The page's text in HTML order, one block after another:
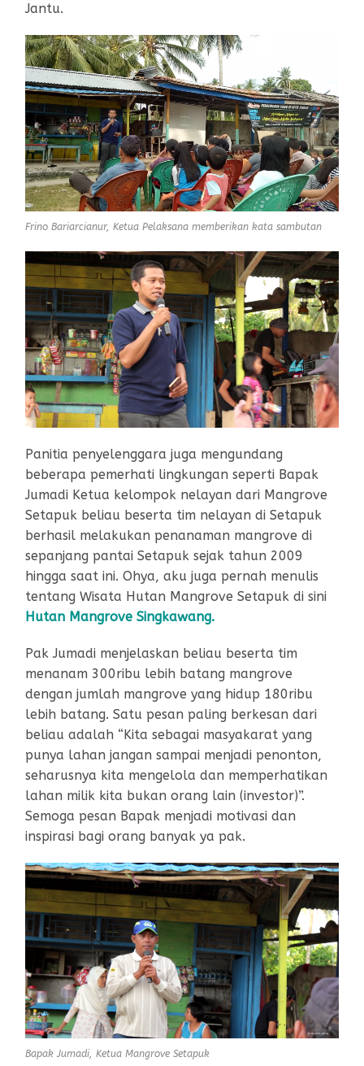
Jantu.
Frino Bariarcianur, Ketua Pelaksana memberikan kata sambutan
Panitia penyelenggara juga mengundang
beberapa pemerhati lingkungan seperti Bapak
Jumadi Ketua kelompok nelayan dari Mangrove
Setapuk beliau beserta tim nelayan di Setapuk
berhasil melakukan penanaman mangrove di
sepanjang pantai Setapuk sejak tahun 2009
hingga saat ini. Ohya, aku juga pernah menulis
tentang Wisata Hutan Mangrove Setapuk di sini
Hutan Mangrove Singkawang.
Pak Jumadi menjelaskan beliau beserta tim
menanam 300ribu lebih batang mangrove
dengan jumlah mangrove yang hidup 180ribu
lebih batang. Satu pesan paling berkesan dari
beliau adalah “Kita sebagai masyakarat yang
punya lahan jangan sampai menjadi penonton,
seharusnya kita mengelola dan memperhatikan
lahan milik kita bukan orang lain (investor)”.
Semoga pesan Bapak menjadi motivasi dan
inspirasi bagi orang banyak ya pak.
Bapak Jumadi, Ketua Mangrove Setapuk